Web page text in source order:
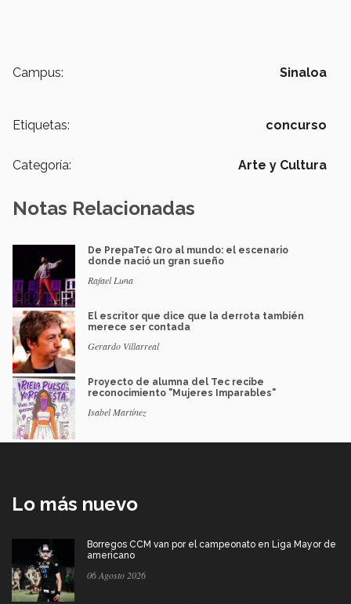
Campus: Sinaloa
Etiquetas: concurso
Categoría: Arte y Cultura
Notas Relacionadas
De PrepaTec Qro al mundo: el escenario
donde nació un gran sueño
Rafael Luna
El escritor que dice que la derrota también
merece ser contada
Gerardo Villarreal
Proyecto de alumna del Tec recibe
reconocimiento "Mujeres Imparables"
Isabel Martínez
Lo más nuevo
Borregos CCM van por el campeonato en Liga Mayor de
americano
06 Agosto 2026